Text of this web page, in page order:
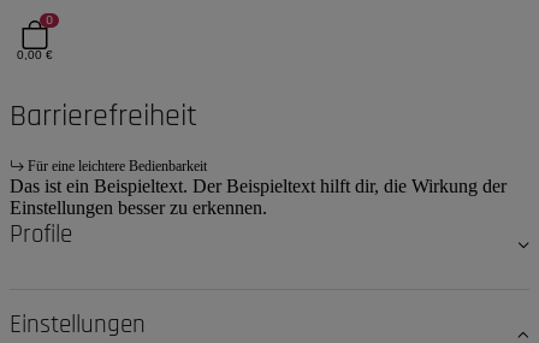
0
0,00 €
Barrierefreiheit
Für eine leichtere Bedienbarkeit
Das ist ein Beispieltext. Der Beispieltext hilft dir, die Wirkung der
Einstellungen besser zu erkennen.
Profile
Einstellungen